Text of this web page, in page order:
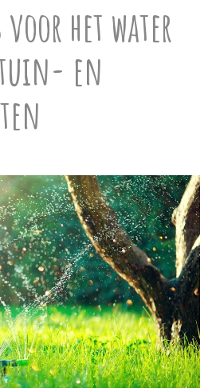
het water
en